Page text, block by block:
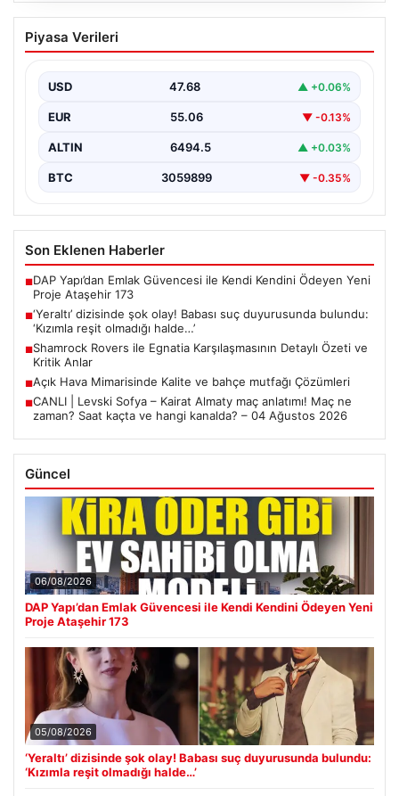
‘Yeraltı’ dizisinde şok olay! Babası suç
duyurusunda bulundu: ‘Kızımla reşit
Piyasa Verileri
USD 47.68 ▲ +0.06%
EUR 55.06 ▼ -0.13%
ALTIN 6494.5 ▲ +0.03%
BTC 3059899 ▼ -0.35%
Son Eklenen Haberler
■DAP Yapı’dan Emlak Güvencesi ile Kendi Kendini Ödeyen Yeni
Proje Ataşehir 173
■‘Yeraltı’ dizisinde şok olay! Babası suç duyurusunda bulundu:
‘Kızımla reşit olmadığı halde…’
■Shamrock Rovers ile Egnatia Karşılaşmasının Detaylı Özeti ve
Kritik Anlar
■Açık Hava Mimarisinde Kalite ve bahçe mutfağı Çözümleri
■CANLI | Levski Sofya – Kairat Almaty maç anlatımı! Maç ne
zaman? Saat kaçta ve hangi kanalda? – 04 Ağustos 2026
Güncel
06/08/2026
DAP Yapı’dan Emlak Güvencesi ile Kendi Kendini Ödeyen Yeni
Proje Ataşehir 173
05/08/2026
‘Yeraltı’ dizisinde şok olay! Babası suç duyurusunda bulundu:
‘Kızımla reşit olmadığı halde…’